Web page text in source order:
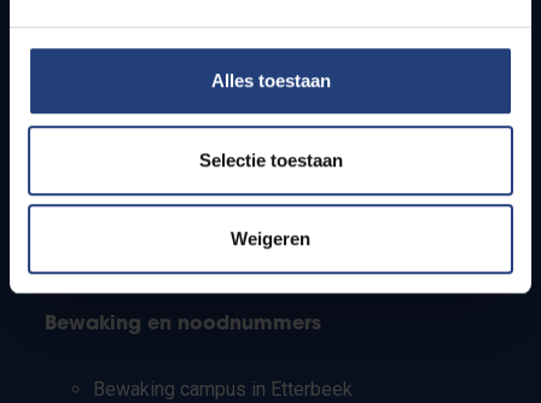
Alles toestaan
Selectie toestaan
Weigeren
Studenten
PhD-studenten
Leerkrachten en secundaire scholen
Bewaking en noodnummers
Bewaking campus in Etterbeek